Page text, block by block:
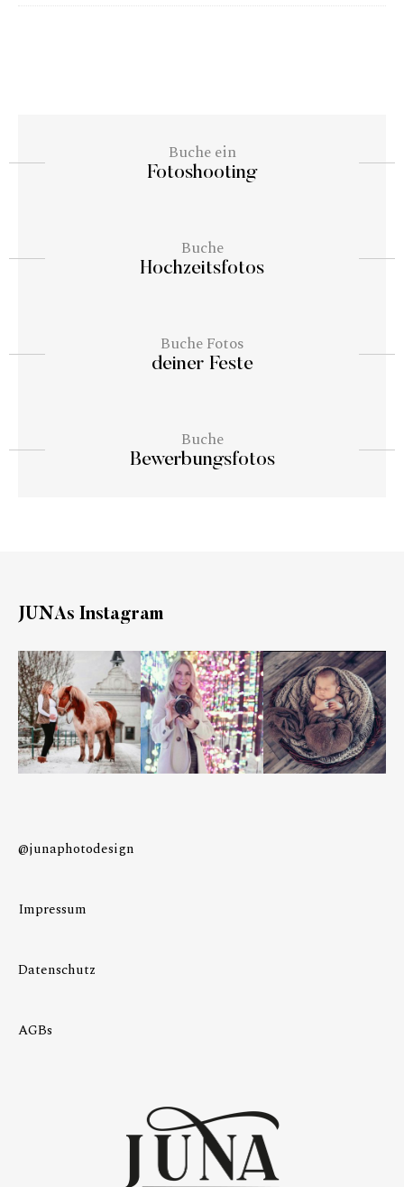
Buche ein
Fotoshooting
Buche
Hochzeitsfotos
Buche Fotos
deiner Feste
Buche
Bewerbungsfotos
JUNAs Instagram
@junaphotodesign
Impressum
Datenschutz
AGBs